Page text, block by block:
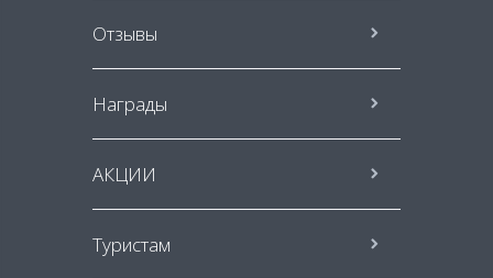
Отзывы
Награды
АКЦИИ
Туристам